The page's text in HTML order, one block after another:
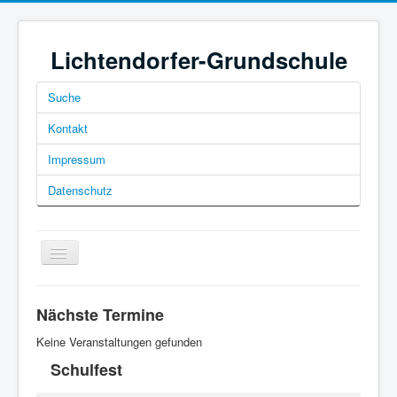
Lichtendorfer-Grundschule
Suche
Kontakt
Impressum
Datenschutz
Navigation
an/aus
Home
Nächste Termine
Keine Veranstaltungen gefunden
Schulfest